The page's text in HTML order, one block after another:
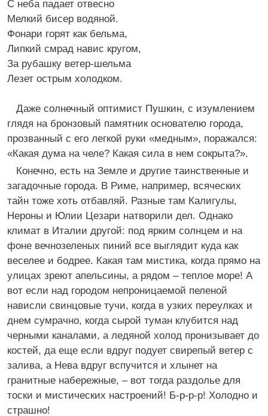
С неба падает отвесно
Мелкий бисер водяной.
Фонари горят как бельма,
Липкий смрад навис кругом,
За рубашку ветер-шельма
Лезет острым холодком.
Даже солнечный оптимист Пушкин, с изумлением
глядя на бронзовый памятник основателю города,
прозванный с его легкой руки «медным», поражался:
«Какая дума на челе? Какая сила в нем сокрыта?».
Конечно, есть на Земле и другие таинственные и
загадочные города. В Риме, например, всяческих
тайн тоже хоть отбавляй. Разные там Калигулы,
Нероны и Юлии Цезари натворили дел. Однако
климат в Италии другой: под ярким солнцем и на
фоне вечнозеленых пиний все выглядит куда как
веселее и бодрее. Какая там мистика, когда прямо на
улицах зреют апельсины, а рядом – теплое море! А
вот если над городом непроницаемой пеленой
нависли свинцовые тучи, когда в узких переулках и
днем сумрачно, когда сырой туман клубится над
черными каналами, а ледяной холод пронизывает до
костей, да еще если вдруг подует свирепый ветер с
залива, а Нева вдруг вспучится и хлынет на
гранитные набережные, – вот тогда раздолье для
тоски и мистических настроений! Б-р-р-р! Холодно и
страшно!